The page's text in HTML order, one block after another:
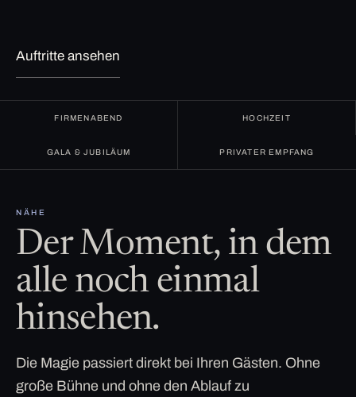
Auftritte ansehen
FIRMENABEND HOCHZEIT
GALA & JUBILÄUM PRIVATER EMPFANG
NÄHE
Der Moment, in dem
alle noch einmal
hinsehen.
Die Magie passiert direkt bei Ihren Gästen. Ohne
große Bühne und ohne den Ablauf zu